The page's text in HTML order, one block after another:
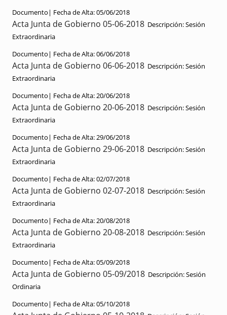
Documento| Fecha de Alta:05/06/2018
Acta Junta de Gobierno 05-06-2018 Descripción:Sesión
Extraordinaria
Documento| Fecha de Alta:06/06/2018
Acta Junta de Gobierno 06-06-2018 Descripción:Sesión
Extraordinaria
Documento| Fecha de Alta:20/06/2018
Acta Junta de Gobierno 20-06-2018 Descripción:Sesión
Extraordinaria
Documento| Fecha de Alta:29/06/2018
Acta Junta de Gobierno 29-06-2018 Descripción:Sesión
Extraordinaria
Documento| Fecha de Alta:02/07/2018
Acta Junta de Gobierno 02-07-2018 Descripción:Sesión
Extraordinaria
Documento| Fecha de Alta:20/08/2018
Acta Junta de Gobierno 20-08-2018 Descripción:Sesión
Extraordinaria
Documento| Fecha de Alta:05/09/2018
Acta Junta de Gobierno 05-09/2018 Descripción:Sesión
Ordinaria
Documento| Fecha de Alta:05/10/2018